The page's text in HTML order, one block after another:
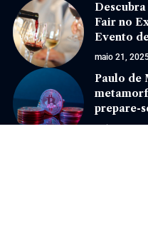
Fair no
Evento
maio 21,
Paulo de
prepare-